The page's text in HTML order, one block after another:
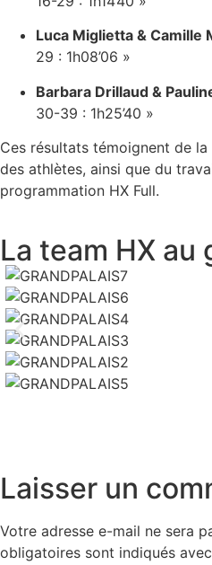
Luca Miglietta & Camille
29 : 1h08’06 »
Barbara Drillaud &
30-39 : 1h25’40 »
Ces résultats témoignent de la
des athlètes, ainsi que du
programmation HX Full.
La team HX au
Laisser un
Votre adresse e-mail ne sera
obligatoires sont indiqués avec